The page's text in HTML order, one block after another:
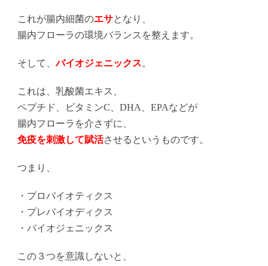
これが腸内細菌のエサとなり、
腸内フローラの環境バランスを整えます。
そして、バイオジェニックス。
これは、乳酸菌エキス、
ペプチド、ビタミンC、DHA、EPAなどが
腸内フローラを介さずに、
免疫を刺激して賦活させるというものです。
つまり、
・プロバイオティクス
・プレバイオディクス
・バイオジェニックス
この３つを意識しないと、